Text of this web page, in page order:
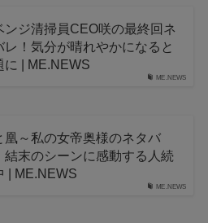
ME.NEWS
ンジ清掃員CEO咲の最終回ネ
レ！気分が晴れやかになると
に | ME.NEWS
ME.NEWS
凰～私の女帝奥様のネタバ
結末のシーンに感動する人続
| ME.NEWS